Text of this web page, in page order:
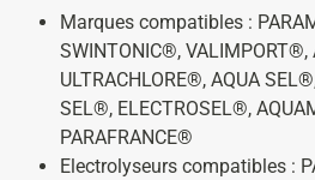
Marques compatibles :
SWINTONIC®, VALIMPORT®,
ULTRACHLORE®, AQUA
SEL®, ELECTROSEL®,
PARAFRANCE®
Electrolyseurs compatibles :